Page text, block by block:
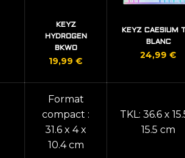
KEYZ
HYDROGEN
BKWO
19,99 €
KEYZ CAESIUM
BLANC
24,99 €
‎Format
compact :
31.6 x 4 x
10.4 cm
TKL: ‎36.6 x
15.5 cm